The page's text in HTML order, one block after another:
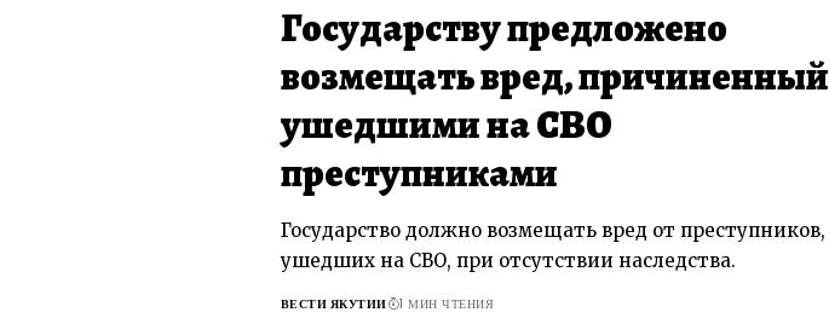
Государству предложено
возмещать вред, причиненный
ушедшими на СВО
преступниками
Государство должно возмещать вред от преступников,
ушедших на СВО, при отсутствии наследства.
ВЕСТИ ЯКУТИИ 1 МИН ЧТЕНИЯ